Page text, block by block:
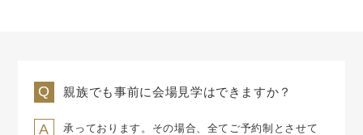
親族でも事前に会場見学はできますか？
承っております。その場合、全てご予約制とさせて